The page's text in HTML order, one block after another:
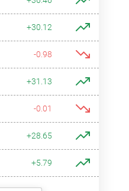
+30.12
-0.98
+31.13
-0.01
+28.65
+5.79